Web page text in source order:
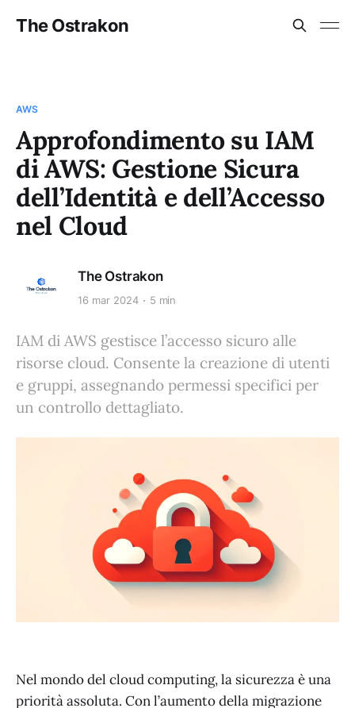
The Ostrakon
AWS
Approfondimento su IAM
di AWS: Gestione Sicura
dell’Identità e dell’Accesso
nel Cloud
The Ostrakon
16 mar 2024 5 min
IAM di AWS gestisce l’accesso sicuro alle
risorse cloud. Consente la creazione di utenti
e gruppi, assegnando permessi specifici per
un controllo dettagliato.
Nel mondo del cloud computing, la sicurezza è una
priorità assoluta. Con l’aumento della migrazione